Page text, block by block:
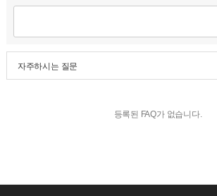
자주하시는 질문
등록된 FAQ가 없습니다.